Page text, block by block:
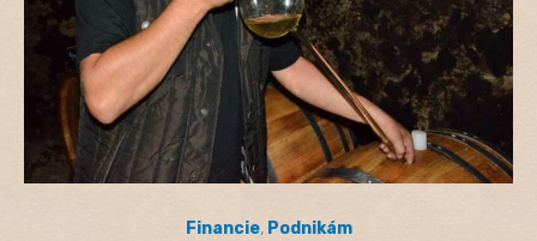
Financie, Podnikám